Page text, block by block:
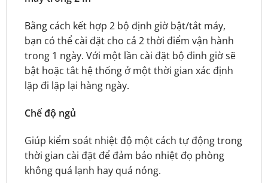
Bằng cách kết hợp 2 bộ định giờ bật/tắt máy,
bạn có thể cài đặt cho cả 2 thời điểm vận hành
trong 1 ngày. Với một lần cài đặt bộ đinh giờ sẽ
bật hoặc tắt hệ thống ở một thời gian xác định
lặp đi lặp lại hàng ngày.
Chế độ ngủ
Giúp kiểm soát nhiệt độ một cách tự động trong
thời gian cài đặt để đảm bảo nhiệt đọ phòng
không quá lạnh hay quá nóng.